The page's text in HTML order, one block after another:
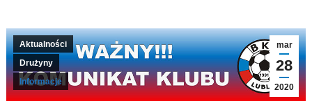
mar
28
2020
Aktualności
Drużyny
Informacje